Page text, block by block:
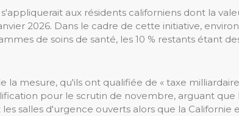
aux résidents californiens dont la
2026. Dans le cadre de cette initiative,
de soins de santé, les 10 % restants étant
la mesure, qu'ils ont qualifiée de « taxe
pour le scrutin de novembre, arguant
salles d'urgence ouverts alors que la Californie